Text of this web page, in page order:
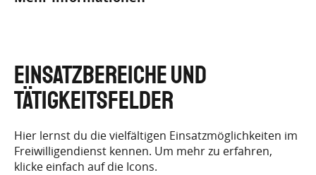
EINSATZBEREICHE UND
TÄTIGKEITSFELDER
Hier lernst du die vielfältigen Einsatzmöglichkeiten im
Freiwilligendienst kennen. Um mehr zu erfahren,
klicke einfach auf die Icons.